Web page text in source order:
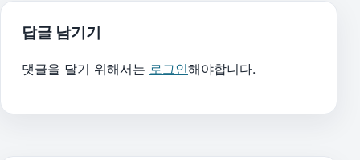
답글 남기기
댓글을 달기 위해서는 로그인해야합니다.